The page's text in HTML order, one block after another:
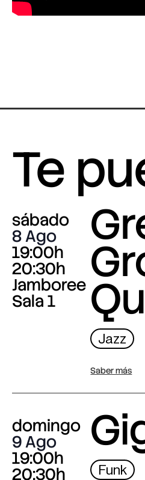
Te
sábado
8 Ago
19:00h
20:30h
Jamboree
Sala 1
Jazz
Saber más
domingo
9 Ago
19:00h
20:30h Funk